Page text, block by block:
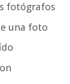
fotógrafos
una foto